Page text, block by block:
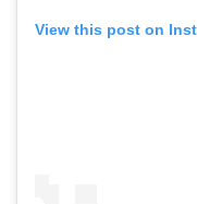
View this post on